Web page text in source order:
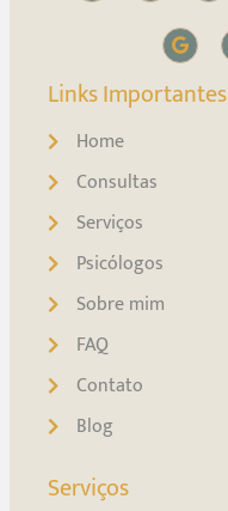
Links Importantes
Home
Consultas
Serviços
Psicólogos
Sobre mim
FAQ
Contato
Blog
Serviços